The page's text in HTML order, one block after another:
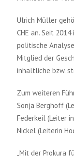
Ulrich Müller
CHE an. Seit
politische
Mitglied der
inhaltliche bzw.
Zum weiteren
Sonja Berghoff
Federkeil (Leiter
Nickel (Leiterin
„Mit der Prokura